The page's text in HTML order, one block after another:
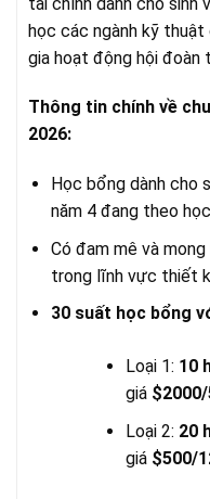
học các ngành kỹ
gia hoạt động hội đoàn
Thông tin chính về
2026:
Học bổng dành cho
năm 4 đang theo
Có đam mê và
trong lĩnh vực thiết
30 suất học bổng
Loại 1: 10
giá $2000/
Loại 2: 20
giá $500/